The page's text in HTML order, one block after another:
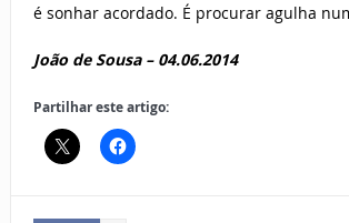
é sonhar acordado. É procurar agulha
João de Sousa – 04.06.2014
Partilhar este artigo: